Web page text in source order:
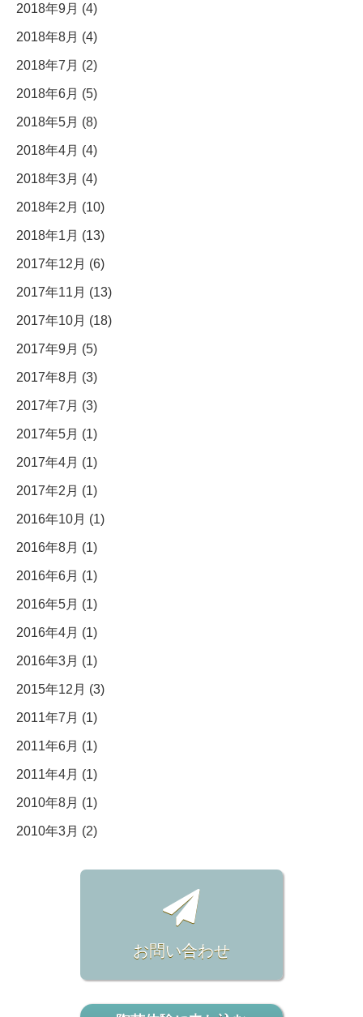
2018年9月 (4)
2018年8月 (4)
2018年7月 (2)
2018年6月 (5)
2018年5月 (8)
2018年4月 (4)
2018年3月 (4)
2018年2月 (10)
2018年1月 (13)
2017年12月 (6)
2017年11月 (13)
2017年10月 (18)
2017年9月 (5)
2017年8月 (3)
2017年7月 (3)
2017年5月 (1)
2017年4月 (1)
2017年2月 (1)
2016年10月 (1)
2016年8月 (1)
2016年6月 (1)
2016年5月 (1)
2016年4月 (1)
2016年3月 (1)
2015年12月 (3)
2011年7月 (1)
2011年6月 (1)
2011年4月 (1)
2010年8月 (1)
2010年3月 (2)
お問い合わせ